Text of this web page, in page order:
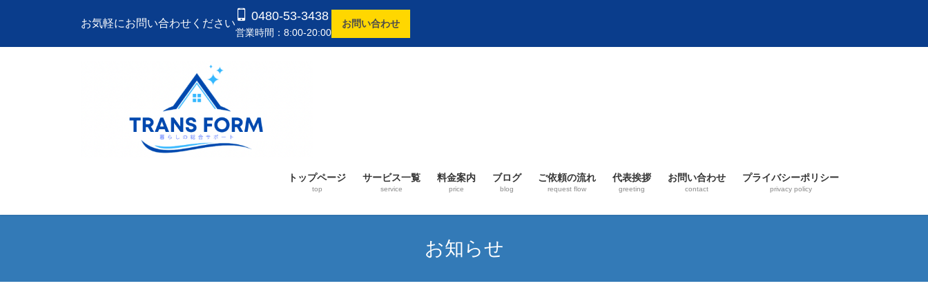
お気軽にお問い合わせください
0480-53-3438
営業時間：8:00-20:00
お問い合わせ
トップページ
top
サービス一覧
service
料金案内
price
ブログ
blog
ご依頼の流れ
request flow
代表挨拶
greeting
お問い合わせ
contact
プライバシーポリシー
privacy policy
お知らせ